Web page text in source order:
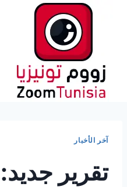
آخر الأخبار
تقرير